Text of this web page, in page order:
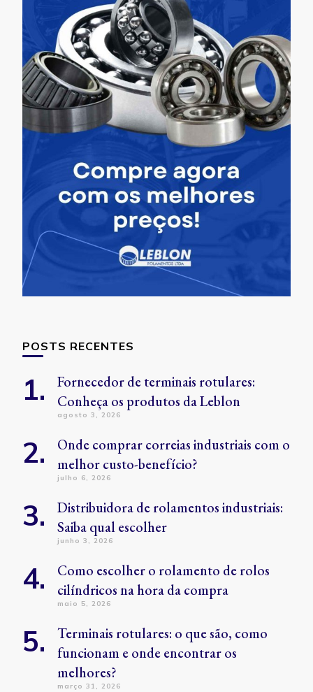
POSTS RECENTES
Fornecedor de terminais rotulares:
Conheça os produtos da Leblon
agosto 3, 2026
Onde comprar correias industriais com o
melhor custo-benefício?
julho 6, 2026
Distribuidora de rolamentos industriais:
Saiba qual escolher
junho 3, 2026
Como escolher o rolamento de rolos
cilíndricos na hora da compra
maio 5, 2026
Terminais rotulares: o que são, como
funcionam e onde encontrar os
melhores?
março 31, 2026